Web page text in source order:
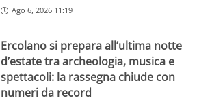
Ago 6, 2026 11:19
Ercolano si prepara all’ultima notte
d’estate tra archeologia, musica e
spettacoli: la rassegna chiude con
numeri da record